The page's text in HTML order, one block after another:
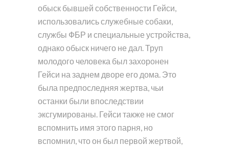
обыск бывшей собственности Гейси,
использовались служебные собаки,
службы ФБР и специальные устройства,
однако обыск ничего не дал. Труп
молодого человека был захоронен
Гейси на заднем дворе его дома. Это
была предпоследняя жертва, чьи
останки были впоследствии
эксгумированы. Гейси также не смог
вспомнить имя этого парня, но
вспомнил, что он был первой жертвой,